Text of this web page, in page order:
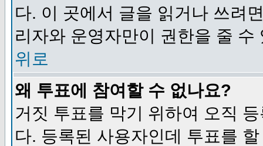
다. 이 곳에서 글을 읽거나 쓰려
리자와 운영자만이 권한을 줄
위로
왜 투표에 참여할 수 없나요?
거짓 투표를 막기 위하여 오직
다. 등록된 사용자인데 투표를